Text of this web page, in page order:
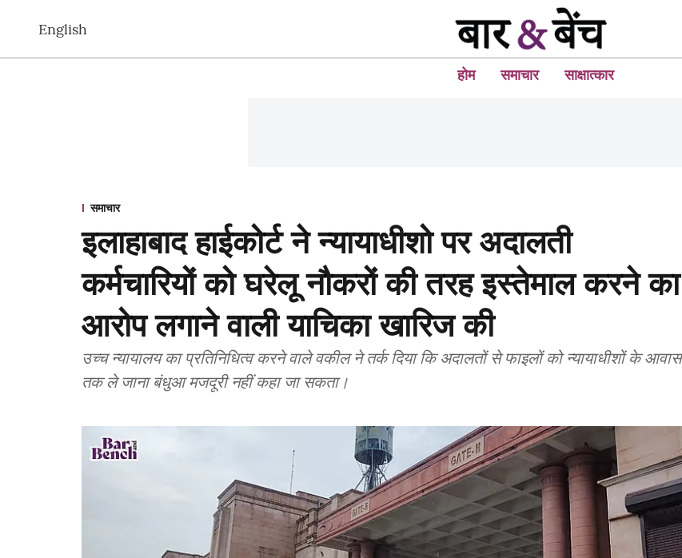
English
होम समाचार साक्षात्कार
समाचार
इलाहाबाद हाईकोर्ट ने न्यायाधीशो पर अदालती
कर्मचारियों को घरेलू नौकरों की तरह इस्तेमाल करने का
आरोप लगाने वाली याचिका खारिज की
उच्च न्यायालय का प्रतिनिधित्व करने वाले वकील ने तर्क दिया कि अदालतों से फाइलों को न्यायाधीशों के आवास
तक ले जाना बंधुआ मजदूरी नहीं कहा जा सकता।